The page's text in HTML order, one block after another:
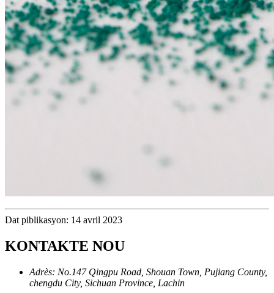
Dat piblikasyon: 14 avril 2023
KONTAKTE NOU
Adrès: No.147 Qingpu Road, Shouan Town, Pujiang County,
chengdu City, Sichuan Province, Lachin